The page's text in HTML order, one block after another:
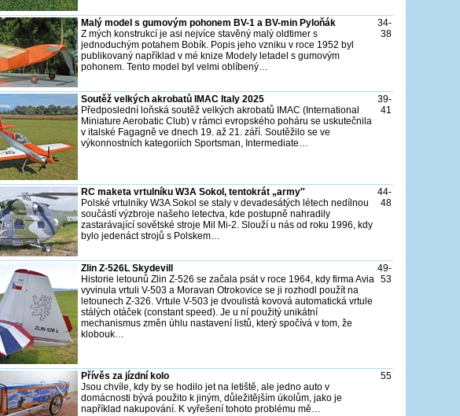
Malý model s gumovým pohonem BV-1 a BV-min Pyloňák
Z mých konstrukcí je asi nejvíce stavěný malý oldtimer s
jednoduchým potahem Bobík. Popis jeho vzniku v roce 1952 byl
publikovaný například v mé knize Modely letadel s gumovým
pohonem. Tento model byl velmi oblíbený…
34-
38
Soutěž velkých akrobatů IMAC Italy 2025
Předposlední loňská soutěž velkých akrobatů IMAC (International
Miniature Aerobatic Club) v rámci evropského poháru se uskutečnila
v italské Fagagně ve dnech 19. až 21. září. Soutěžilo se ve
výkonnostních kategoriích Sportsman, Intermediate…
39-
41
RC maketa vrtulníku W3A Sokol, tentokrát „army″
Polské vrtulníky W3A Sokol se staly v devadesátých létech nedílnou
součástí výzbroje našeho letectva, kde postupně nahradily
zastarávající sovětské stroje Mil Mi-2. Slouží u nás od roku 1996, kdy
bylo jedenáct strojů s Polskem…
44-
48
Zlin Z-526L Skydevill
Historie letounů Zlin Z-526 se začala psát v roce 1964, kdy firma Avia
vyvinula vrtuli V-503 a Moravan Otrokovice se ji rozhodl použít na
letounech Z-326. Vrtule V-503 je dvoulistá kovová automatická vrtule
stálých otáček (constant speed). Je u ní použitý unikátní
mechanismus změn úhlu nastavení listů, který spočívá v tom, že
klobouk…
49-
53
Přívěs za jízdní kolo
Jsou chvíle, kdy by se hodilo jet na letiště, ale jedno auto v
domácnosti bývá použito k jiným, důležitějším úkolům, jako je
například nakupování. K vyřešení tohoto problému mě…
55